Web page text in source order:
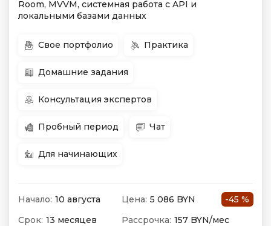
Room, MVVM, системная работа с API и
локальными базами данных
Свое портфолио Практика
Домашние задания
Консультация экспертов
Пробный период Чат
Для начинающих
Начало: 10 августа Цена: 5 086 BYN
-45 %
Срок: 13 месяцев Рассрочка: 157 BYN/мес